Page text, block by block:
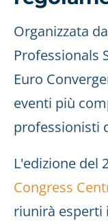
Organizzata
Professionals
Euro
eventi più
professionisti
L'edizione del
Congress
riunirà esperti